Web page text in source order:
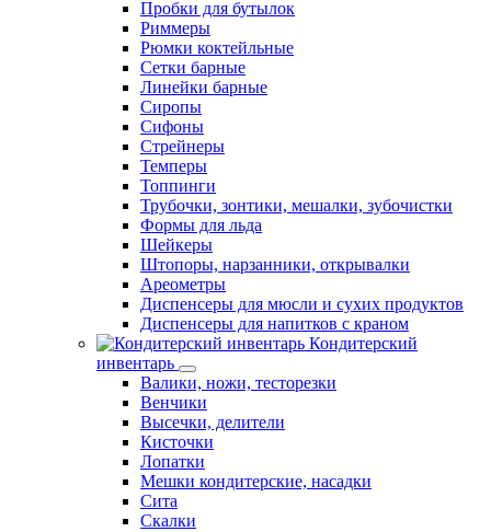
Пробки для бутылок
Риммеры
Рюмки коктейльные
Сетки барные
Линейки барные
Сиропы
Сифоны
Стрейнеры
Темперы
Топпинги
Трубочки, зонтики, мешалки, зубочистки
Формы для льда
Шейкеры
Штопоры, нарзанники, открывалки
Ареометры
Диспенсеры для мюсли и сухих продуктов
Диспенсеры для напитков с краном
Кондитерский
инвентарь
Валики, ножи, тесторезки
Венчики
Высечки, делители
Кисточки
Лопатки
Мешки кондитерские, насадки
Сита
Скалки